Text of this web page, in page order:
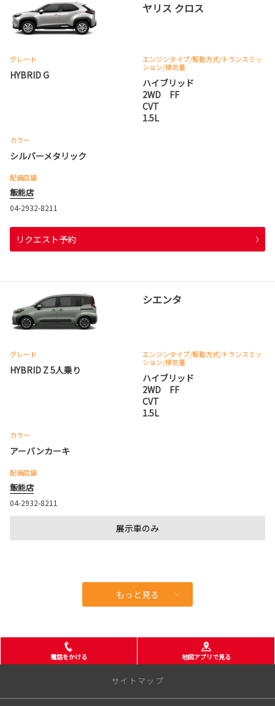
ヤリス クロス
グレード
HYBRID G
エンジンタイプ/駆動方式/トランスミッ
ション/排気量
ハイブリッド
2WD FF
CVT
1.5L
カラー
シルバーメタリック
配備店舗
飯能店
04-2932-8211
リクエスト予約
シエンタ
グレード
HYBRID Z 5人乗り
エンジンタイプ/駆動方式/トランスミッ
ション/排気量
ハイブリッド
2WD FF
CVT
1.5L
カラー
アーバンカーキ
配備店舗
飯能店
04-2932-8211
展示車のみ
もっと見る
電話をかける 地図アプリで見る
サイトマップ